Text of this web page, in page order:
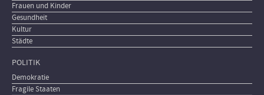
Frauen und Kinder
Gesundheit
Kultur
Städte
POLITIK
Demokratie
Fragile Staaten